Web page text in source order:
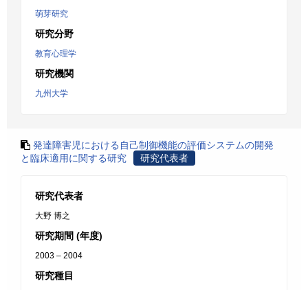
萌芽研究
研究分野
教育心理学
研究機関
九州大学
発達障害児における自己制御機能の評価システムの開発
と臨床適用に関する研究
研究代表者
研究代表者
大野 博之
研究期間 (年度)
2003 – 2004
研究種目